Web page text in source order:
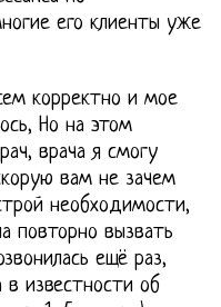
его клиенты уже
корректно и мое
Но на этом
врача я смогу
вам не зачем
необходимости,
повторно вызвать
ещё раз,
известности об